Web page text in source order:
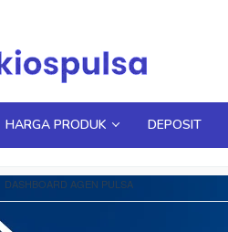
HARGA PRODUK DEPOSIT
DASHBOARD AGEN PULSA